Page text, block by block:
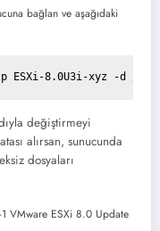
bağlan ve aşağıdaki
ESXi-8.0U3i-xyz -d /
değiştirmeyi
alırsan, sunucunda
dosyaları